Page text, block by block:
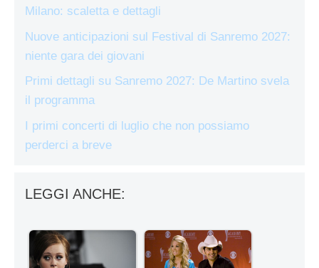
Milano: scaletta e dettagli
Nuove anticipazioni sul Festival di Sanremo 2027:
niente gara dei giovani
Primi dettagli su Sanremo 2027: De Martino svela
il programma
I primi concerti di luglio che non possiamo
perderci a breve
LEGGI ANCHE: